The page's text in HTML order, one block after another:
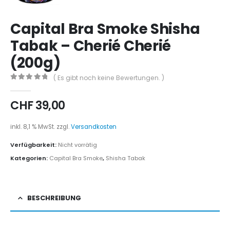
Capital Bra Smoke Shisha
Tabak – Cherié Cherié
(200g)
( Es gibt noch keine Bewertungen. )
CHF39,00
inkl. 8,1 % MwSt. zzgl.Versandkosten
Verfügbarkeit: Nicht vorrätig
Kategorien: Capital Bra Smoke, Shisha Tabak
BESCHREIBUNG